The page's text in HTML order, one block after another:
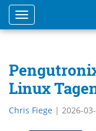
Toggle
navigation
Linux
Chris Fiege | 2026-